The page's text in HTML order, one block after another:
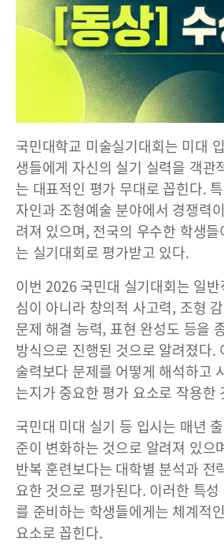
국민대학교 미술실기대회는 미대
생들에게 자신의 실기 실력을 객관
는 대표적인 평가 무대로 꼽힌다.
자인과 조형예술 분야에서 경쟁력
려져 있으며, 전국의 우수한 학생
는 실기대회로 평가받고 있다.
이번 2026 국민대 실기대회는 일
심이 아니라 창의적 사고력, 조형
문제 해결 능력, 표현 완성도 등을
방식으로 진행된 것으로 알려졌다.
술력보다 문제를 어떻게 해석하고
는지가 중요한 평가 요소로 작용한
국민대 미대 실기 등 입시는 매년
준이 변화하는 것으로 알려져 있으
반복 훈련보다는 대학별 분석과 전
요한 것으로 평가된다. 이러한 특
를 준비하는 학생들에게는 체계적
요소로 꼽힌다.